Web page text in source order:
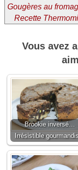
Gougères au
Recette
Vous avez
Brookie inversé…
Irrésistible